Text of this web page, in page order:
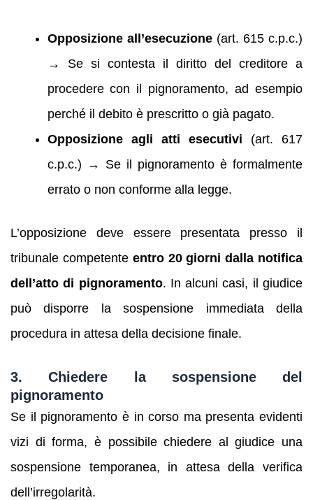
Opposizione all’esecuzione(art. 615 c.p.c.)
→ Se si contesta il diritto del creditore a
procedere con il pignoramento, ad esempio
perché il debito è prescritto o già pagato.
Opposizione agli atti esecutivi (art. 617
c.p.c.) → Se il pignoramento è formalmente
errato o non conforme alla legge.
L’opposizione deve essere presentata presso il
tribunale competente entro 20 giorni dalla notifica
dell’atto di pignoramento. In alcuni casi, il giudice
può disporre la sospensione immediata della
procedura in attesa della decisione finale.
3. Chiedere la sospensione del
pignoramento
Se il pignoramento è in corso ma presenta evidenti
vizi di forma, è possibile chiedere al giudice una
sospensione temporanea, in attesa della verifica
dell’irregolarità.